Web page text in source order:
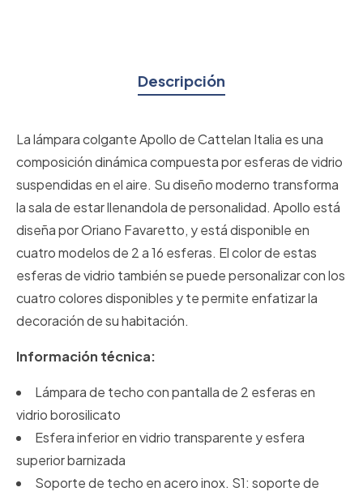
Descripción
La lámpara colgante Apollo de Cattelan Italia es una
composición dinámica compuesta por esferas de vidrio
suspendidas en el aire. Su diseño moderno transforma
la sala de estar llenandola de personalidad. Apollo está
diseña por Oriano Favaretto, y está disponible en
cuatro modelos de 2 a 16 esferas. El color de estas
esferas de vidrio también se puede personalizar con los
cuatro colores disponibles y te permite enfatizar la
decoración de su habitación.
Información técnica:
Lámpara de techo con pantalla de 2 esferas en
vidrio borosilicato
Esfera inferior en vidrio transparente y esfera
superior barnizada
Soporte de techo en acero inox. S1: soporte de